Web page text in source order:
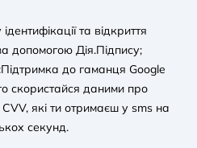
та відкриття
допомогою Дія.Підпису;
до гаманця Google
скористайся даними про
CVV, які ти отримаєш у sms на
секунд.